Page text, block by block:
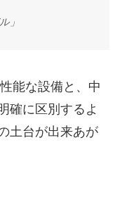
」
能な設備と、中
確に区別するよ
土台が出来あが